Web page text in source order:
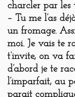
charcler par les
– Tu me l’as
un fromage.
moi. Je vais te
t’invite, on va
d’abord je te
l’imparfait, au
parait